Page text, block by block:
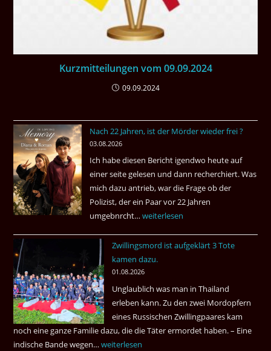
Kurzmitteilungen vom 09.09.2024
09.09.2024
Nach 22 Jahren, ist der Mörder wieder frei ?
03.08.2026
Ich habe diesen Bericht igendwo heute auf
einer seite gelesen und dann recherchiert. Was
mich dazu antrieb, war die Frage ob der
Polizist, der ein Paar vor 22 Jahren
umgebnrcht…Nach
Jahren,
ist
der
Mörder
wieder
frei
?
weiterlesen
Zwillingsmord ist aufgeklärt 3 Tote
kamen dazu.
01.08.2026
Unglaublich was man in Thailand
erleben kann. Zu den zwei Mordopfern
eines Russischen Zwillingpaares kam
noch eine ganze Familie dazu, die die Täter ermordet haben. – Eine
indische Bande wegen…Zwillingsmord
weiterlesen